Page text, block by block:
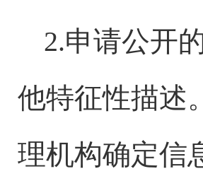
2.申请公开
他特征性描述
理机构确定信